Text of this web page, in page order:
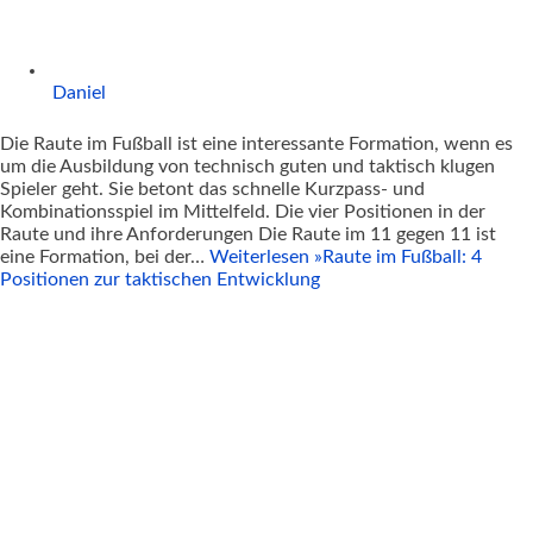
Daniel
Die Raute im Fußball ist eine interessante Formation, wenn es
um die Ausbildung von technisch guten und taktisch klugen
Spieler geht. Sie betont das schnelle Kurzpass- und
Kombinationsspiel im Mittelfeld. Die vier Positionen in der
Raute und ihre Anforderungen Die Raute im 11 gegen 11 ist
eine Formation, bei der… Weiterlesen » Raute im Fußball: 4
Positionen zur taktischen Entwicklung